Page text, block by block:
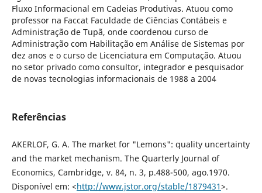
Fluxo Informacional em Cadeias Produtivas. Atuou como
professor na Faccat Faculdade de Ciências Contábeis e
Administração de Tupã, onde coordenou curso de
Administração com Habilitação em Análise de Sistemas por
dez anos e o curso de Licenciatura em Computação. Atuou
no setor privado como consultor, integrador e pesquisador
de novas tecnologias informacionais de 1988 a 2004
Referências
AKERLOF, G. A. The market for "Lemons": quality uncertainty
and the market mechanism. The Quarterly Journal of
Economics, Cambridge, v. 84, n. 3, p.488-500, ago.1970.
Disponível em: <http://www.jstor.org/stable/1879431>.